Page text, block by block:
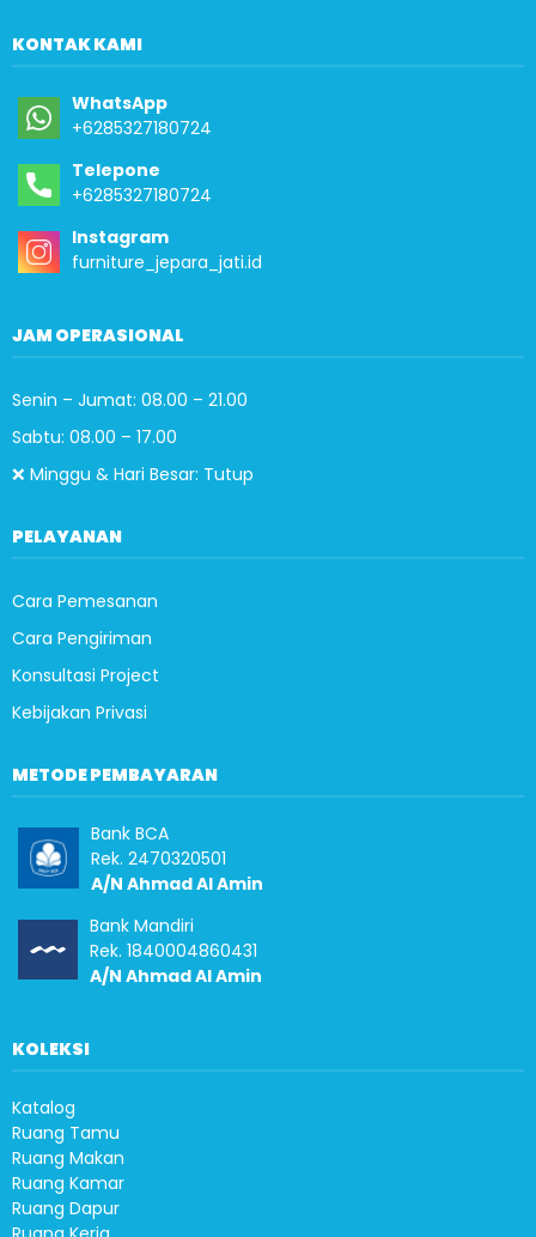
KONTAK KAMI
WhatsApp
+6285327180724
Telepone
+6285327180724
Instagram
furniture_jepara_jati.id
JAM OPERASIONAL
Senin – Jumat: 08.00 – 21.00
Sabtu: 08.00 – 17.00
❌ Minggu & Hari Besar: Tutup
PELAYANAN
Cara Pemesanan
Cara Pengiriman
Konsultasi Project
Kebijakan Privasi
METODE PEMBAYARAN
Bank BCA
Rek. 2470320501
A/N Ahmad Al Amin
Bank Mandiri
Rek. 1840004860431
A/N Ahmad Al Amin
KOLEKSI
Katalog
Ruang Tamu
Ruang Makan
Ruang Kamar
Ruang Dapur